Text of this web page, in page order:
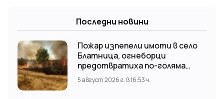
Последни новини
Пожар изпепели имоти в село
Блатница, огнеборци
предотвратиха по-голяма
трагедия
5 август 2026 г. в 16:53 ч.